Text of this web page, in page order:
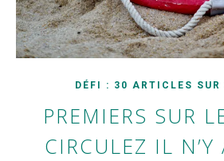
DÉFI : 30 ARTICLES SUR
PREMIERS SUR
CIRCULEZ IL